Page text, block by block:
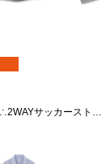
HIGH STREET∴2WAYサッカーストライプカッタウェイシャツ